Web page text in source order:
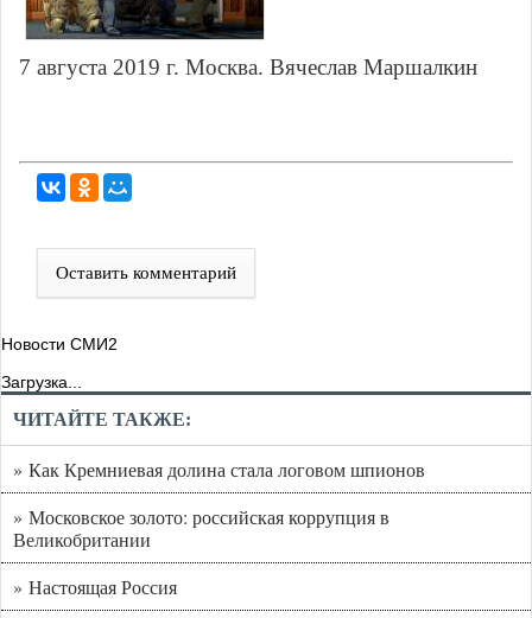
7 августа 2019 г. Москва. Вячеслав Маршалкин
Оставить комментарий
Новости СМИ2
Загрузка...
ЧИТАЙТЕ ТАКЖЕ:
» Как Кремниевая долина стала логовом шпионов
» Московское золото: российская коррупция в
Великобритании
» Настоящая Россия